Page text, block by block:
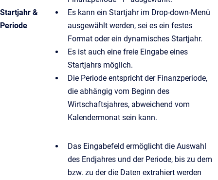
Startjahr &
Periode
Es kann ein Startjahr im Drop-down-Menü
ausgewählt werden, sei es ein festes
Format oder ein dynamisches Startjahr.
Es ist auch eine freie Eingabe eines
Startjahrs möglich.
Die Periode entspricht der Finanzperiode,
die abhängig vom Beginn des
Wirtschaftsjahres, abweichend vom
Kalendermonat sein kann.
Das Eingabefeld ermöglicht die Auswahl
des Endjahres und der Periode, bis zu dem
bzw. zu der die Daten extrahiert werden